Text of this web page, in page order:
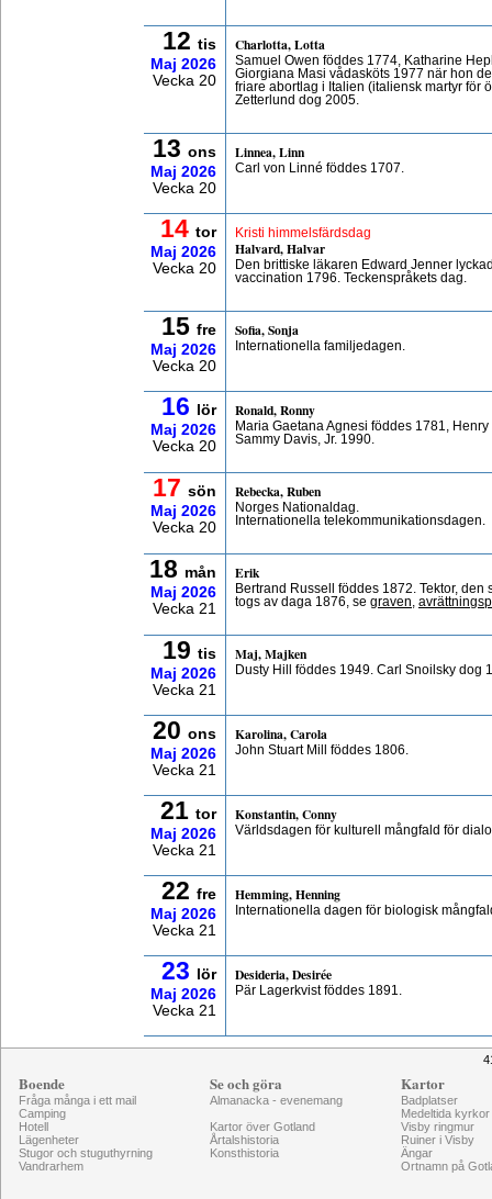
12 tis
Maj 2026
Vecka 20
Charlotta, Lotta
Samuel Owen föddes 1774, Katharine
Giorgiana Masi vådasköts 1977 när hon
friare abortlag i Italien (italiensk martyr för
Zetterlund dog 2005.
13 ons
Maj 2026
Vecka 20
Linnea, Linn
Carl von Linné föddes 1707.
14 tor
Maj 2026
Vecka 20
Kristi himmelsfärdsdag
Halvard, Halvar
Den brittiske läkaren Edward Jenner
vaccination 1796. Teckenspråkets dag.
15 fre
Maj 2026
Vecka 20
Sofia, Sonja
Internationella familjedagen.
16
lör
Maj 2026
Vecka 20
Ronald, Ronny
Maria Gaetana Agnesi föddes 1781,
Sammy Davis, Jr. 1990.
17 sön
Maj 2026
Vecka 20
Rebecka, Ruben
Norges Nationaldag.
Internationella telekommunikationsdagen.
18 mån
Maj 2026
Vecka 21
Erik
Bertrand Russell föddes 1872. Tektor,
togs av daga 1876, se graven
19 tis
Maj 2026
Vecka 21
Maj, Majken
Dusty Hill föddes 1949. Carl Snoilsky dog
20 ons
Maj 2026
Vecka 21
Karolina, Carola
John Stuart Mill föddes 1806.
21 tor
Maj 2026
Vecka 21
Konstantin, Conny
Världsdagen för kulturell mångfald för
22 fre
Maj 2026
Vecka 21
Hemming, Henning
Internationella dagen för biologisk
23
lör
Maj 2026
Vecka 21
Desideria, Desirée
Pär Lagerkvist föddes 1891.
Boende
Fråga många i ett mail
Camping
Hotell
Lägenheter
Stugor och stuguthyrning
Vandrarhem
Se och göra
Almanacka - evenemang
Kartor över Gotland
Årtalshistoria
Konsthistoria
Kartor
Badplatser
Medeltida kyrkor
Visby ringmur
Ruiner i Visby
Ängar
Ortnamn på